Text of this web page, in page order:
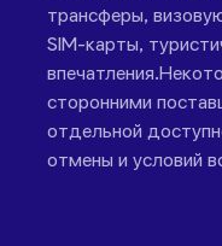
трансферы,
SIM-карты,
сторонними
отдельной
отмены и условий